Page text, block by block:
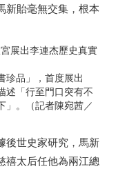
新貽毫無交集，根本
珍品」，首度展出
述「行至門口突有不
」。（記者陳宛茜／
後世史家研究，馬新
禧太后任他為兩江總